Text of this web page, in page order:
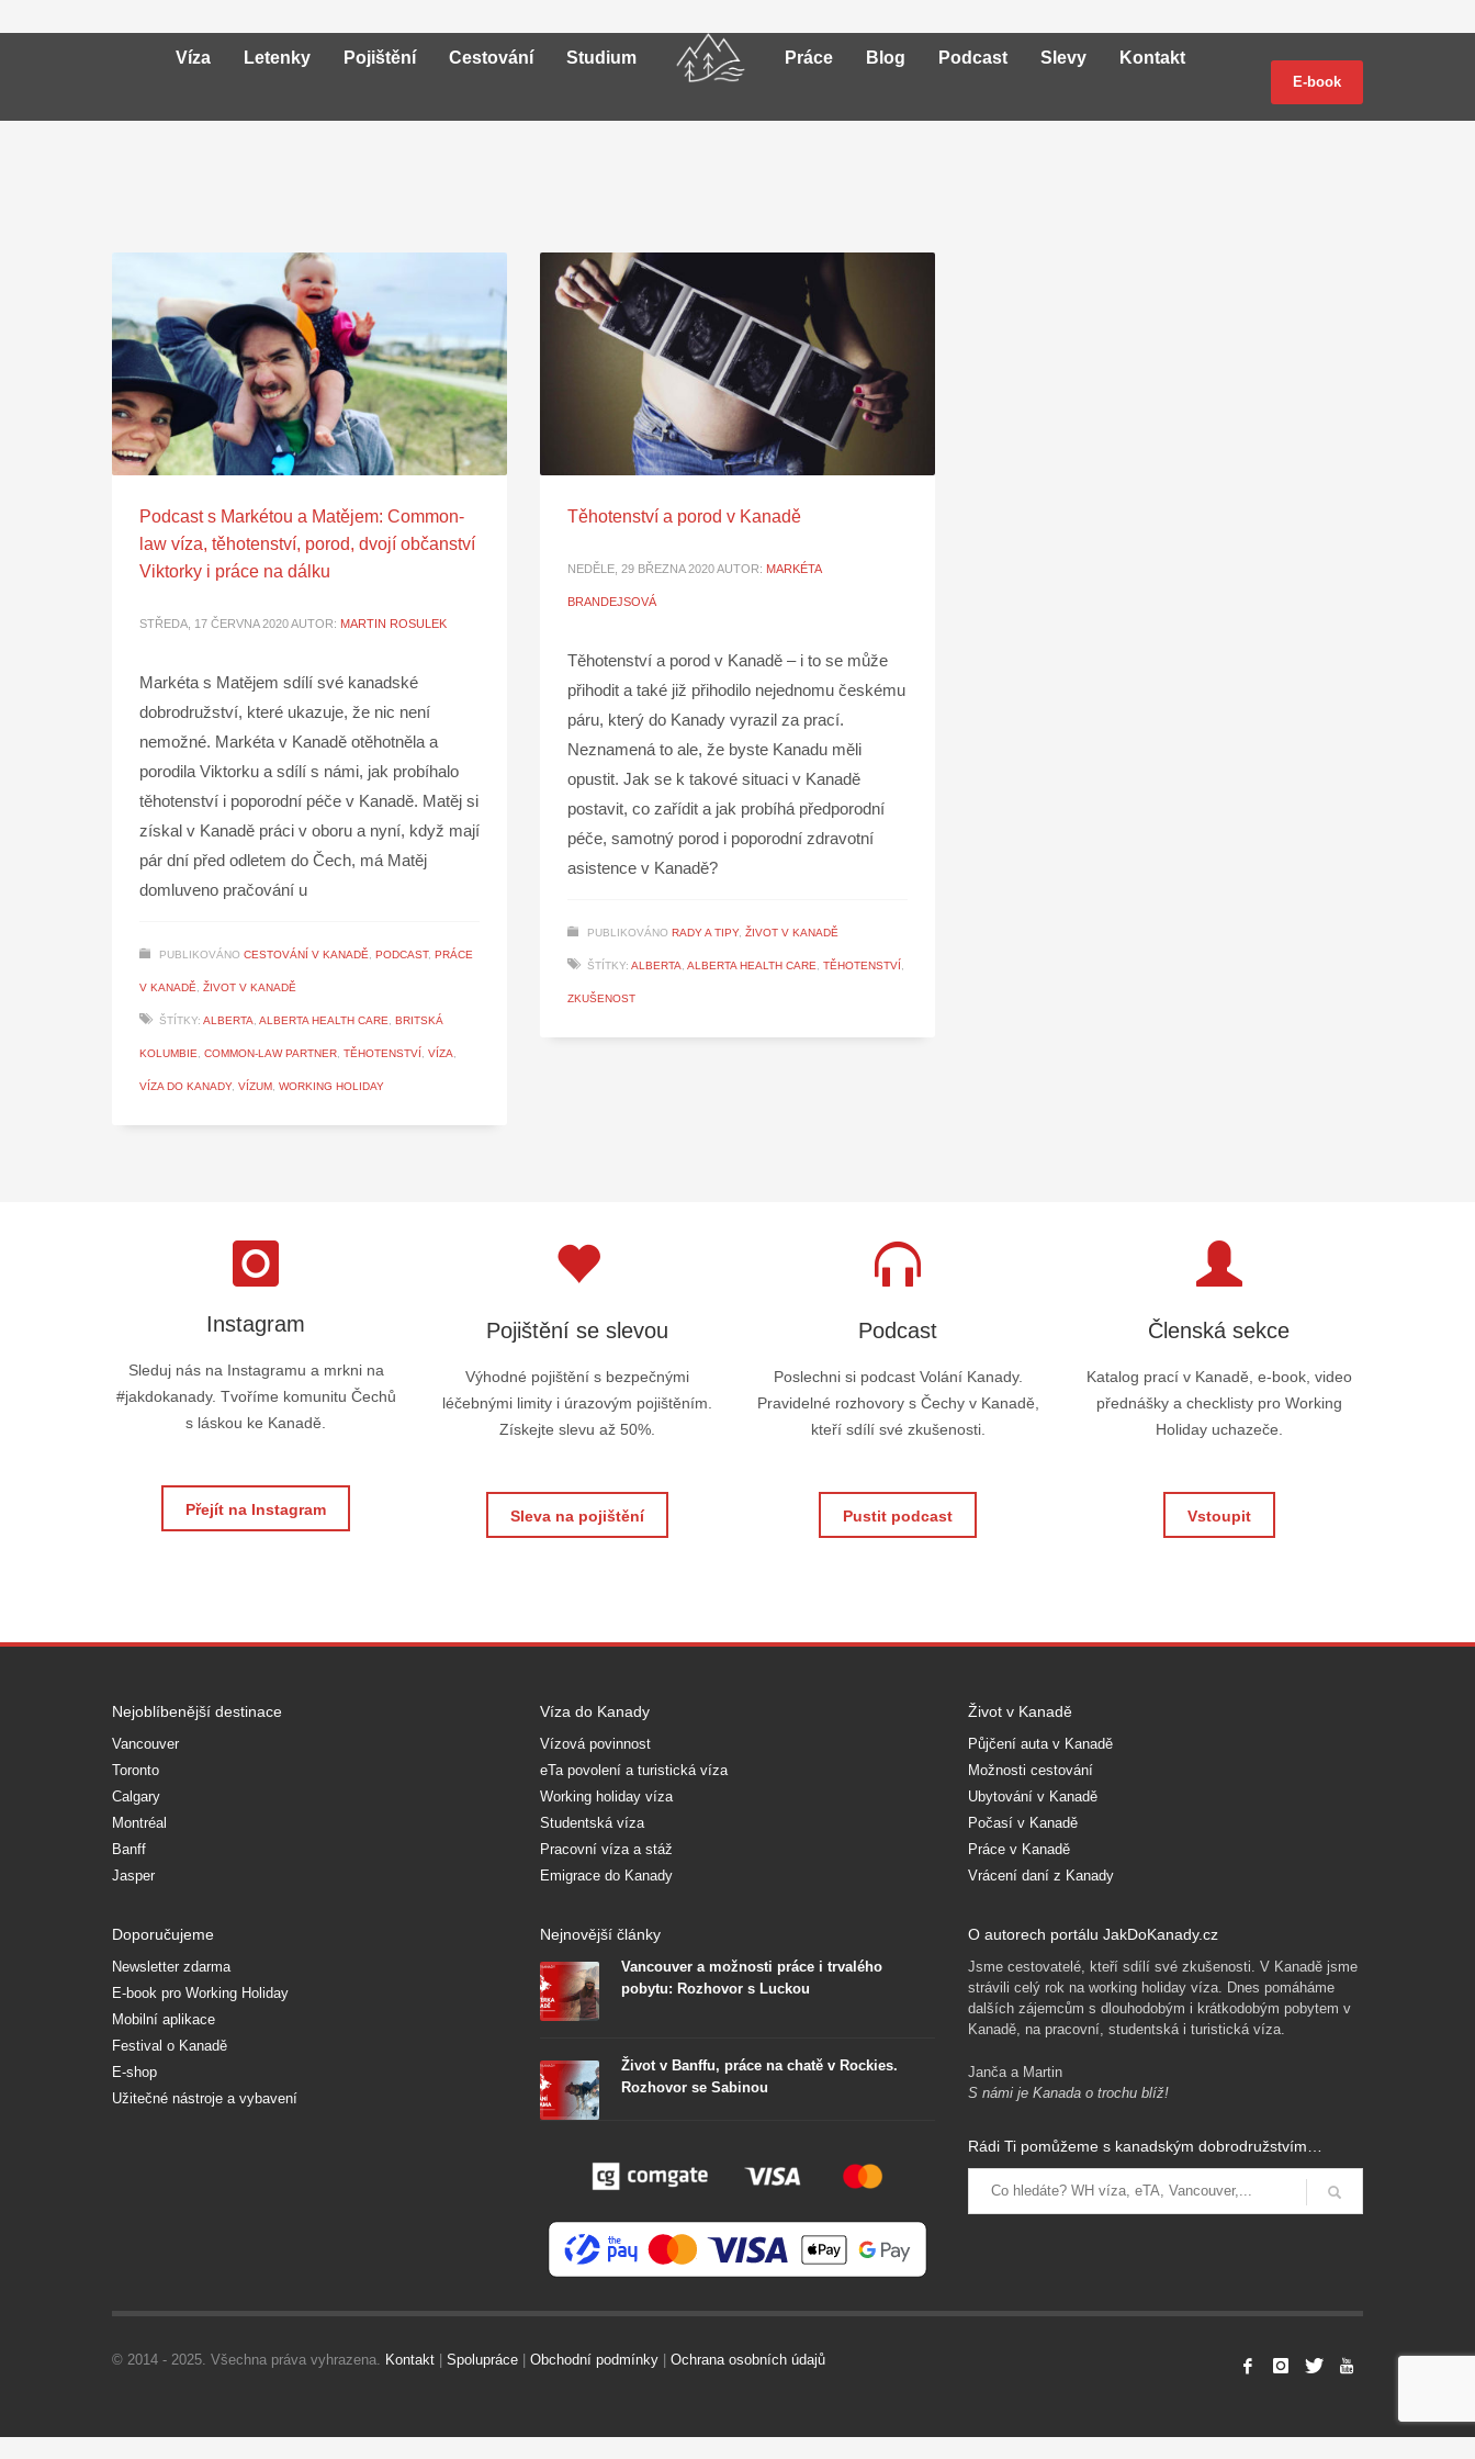
Víza Letenky Pojištění Cestování Studium Práce Blog Podcast Slevy Kontakt
E-book
Podcast s Markétou a Matějem: Common-
law víza, těhotenství, porod, dvojí občanství
Viktorky i práce na dálku
STŘEDA, 17 ČERVNA 2020AUTOR: MARTIN ROSULEK
Markéta s Matějem sdílí své kanadské
dobrodružství, které ukazuje, že nic není
nemožné. Markéta v Kanadě otěhotněla a
porodila Viktorku a sdílí s námi, jak probíhalo
těhotenství i poporodní péče v Kanadě. Matěj si
získal v Kanadě práci v oboru a nyní, když mají
pár dní před odletem do Čech, má Matěj
domluveno pračování u
PUBLIKOVÁNO CESTOVÁNÍ V KANADĚ, PODCAST, PRÁCE
V KANADĚ, ŽIVOT V KANADĚ
ŠTÍTKY: ALBERTA, ALBERTA HEALTH CARE, BRITSKÁ
KOLUMBIE, COMMON-LAW PARTNER, TĚHOTENSTVÍ , VÍZA,
VÍZA DO KANADY, VÍZUM, WORKING HOLIDAY
Těhotenství a porod v Kanadě
NEDĚLE, 29 BŘEZNA 2020AUTOR: MARKÉTA
BRANDEJSOVÁ
Těhotenství a porod v Kanadě – i to se může
přihodit a také již přihodilo nejednomu českému
páru, který do Kanady vyrazil za prací.
Neznamená to ale, že byste Kanadu měli
opustit. Jak se k takové situaci v Kanadě
postavit, co zařídit a jak probíhá předporodní
péče, samotný porod i poporodní zdravotní
asistence v Kanadě?
PUBLIKOVÁNO RADY A TIPY, ŽIVOT V KANADĚ
ŠTÍTKY: ALBERTA, ALBERTA HEALTH CARE, TĚHOTENSTVÍ ,
ZKUŠENOST
Instagram
Sleduj nás na Instagramu a mrkni na
#jakdokanady. Tvoříme komunitu Čechů
s láskou ke Kanadě.
Přejít na Instagram
Pojištění se slevou
Výhodné pojištění s bezpečnými
léčebnými limity i úrazovým pojištěním.
Získejte slevu až 50%.
Sleva na pojištění
Podcast
Poslechni si podcast Volání Kanady.
Pravidelné rozhovory s Čechy v Kanadě,
kteří sdílí své zkušenosti.
Pustit podcast
Členská sekce
Katalog prací v Kanadě, e-book, video
přednášky a checklisty pro Working
Holiday uchazeče.
Vstoupit
Nejoblíbenější destinace
Vancouver
Toronto
Calgary
Montréal
Banff
Jasper
Víza do Kanady
Vízová povinnost
eTa povolení a turistická víza
Working holiday víza
Studentská víza
Pracovní víza a stáž
Emigrace do Kanady
Život v Kanadě
Půjčení auta v Kanadě
Možnosti cestování
Ubytování v Kanadě
Počasí v Kanadě
Práce v Kanadě
Vrácení daní z Kanady
Doporučujeme
Newsletter zdarma
E-book pro Working Holiday
Mobilní aplikace
Festival o Kanadě
E-shop
Užitečné nástroje a vybavení
Nejnovější články
Vancouver a možnosti práce i trvalého
pobytu: Rozhovor s Luckou
Život v Banffu, práce na chatě v Rockies.
Rozhovor se Sabinou
O autorech portálu JakDoKanady.cz
Jsme cestovatelé, kteří sdílí své zkušenosti. V Kanadě jsme
strávili celý rok na working holiday víza. Dnes pomáháme
dalších zájemcům s dlouhodobým i krátkodobým pobytem v
Kanadě, na pracovní, studentská i turistická víza.
Janča a Martin
S námi je Kanada o trochu blíž!
Rádi Ti pomůžeme s kanadským dobrodružstvím…
© 2014 - 2025. Všechna práva vyhrazena. Kontakt Spolupráce Obchodní podmínky Ochrana osobních údajů